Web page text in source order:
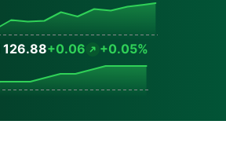
126.88+0.06 +0.05%